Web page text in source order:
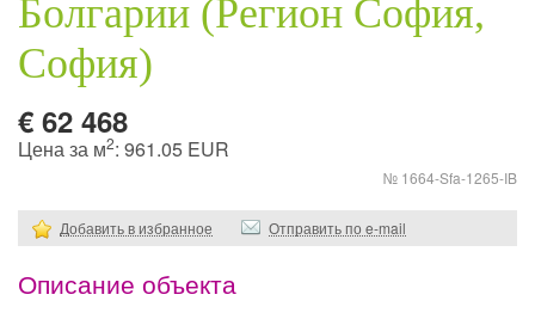
Болгарии (Регион София,
София)
€ 62 468
Цена за м2: 961.05 EUR
№ 1664-Sfa-1265-IB
Добавить в избранное Отправить по e-mail
Описание объекта